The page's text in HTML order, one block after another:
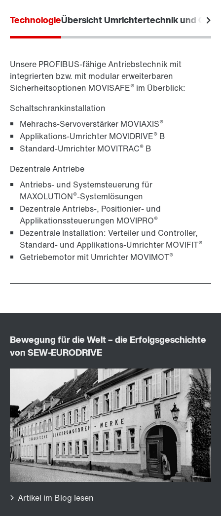
Standort Deutschland
TechnologieÜbersicht Umrichtertechnik und
Unsere PROFIBUS-fähige Antriebstechnik mit
integrierten bzw. mit modular erweiterbaren
Sicherheitsoptionen MOVISAFE® im Überblick:
Schaltschrankinstallation
Mehrachs-Servoverstärker MOVIAXIS®
Applikations-Umrichter MOVIDRIVE® B
Standard-Umrichter MOVITRAC® B
Dezentrale Antriebe
Antriebs- und Systemsteuerung für
MAXOLUTION®-Systemlösungen
Dezentrale Antriebs-, Positionier- und
Applikationssteuerungen MOVIPRO®
Dezentrale Installation: Verteiler und Controller,
Standard- und Applikations-Umrichter MOVIFIT®
Getriebemotor mit Umrichter MOVIMOT®